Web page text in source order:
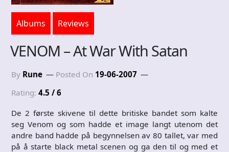
Albums Reviews
VENOM – At War With Satan
By Rune Posted On 19-06-2007
Rating: 4.5 / 6
De 2 første skivene til dette britiske bandet som kalte
seg Venom og som hadde et image langt utenom det
andre band hadde på begynnelsen av 80 tallet, var med
på å starte black metal scenen og ga den til og med et